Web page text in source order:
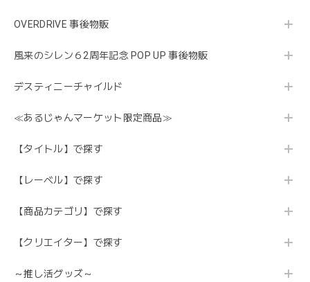
OVERDRIVE 事後物販
風来のシレン６2周年記念 POP UP 事後物販
デスティニーチャイルド
≪あるじゃんマーケット限定商品≫
【タイトル】で探す
【レーベル】で探す
【商品カテゴリ】で探す
【クリエイター】で探す
～推し活グッズ～